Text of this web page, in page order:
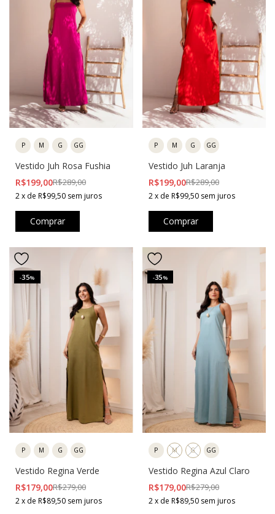
P M G GG
Vestido Juh Rosa Fushia
R$199,00R$289,00
2x de R$99,50 sem juros
Comprar
P M G GG
Vestido Juh Laranja
R$199,00R$289,00
2 x de R$99,50 sem juros
Comprar
-35%
P M G GG
Vestido Regina Verde
R$179,00R$279,00
2x de R$89,50 sem juros
-35%
P M G GG
Vestido Regina Azul Claro
R$179,00R$279,00
2 x de R$89,50 sem juros